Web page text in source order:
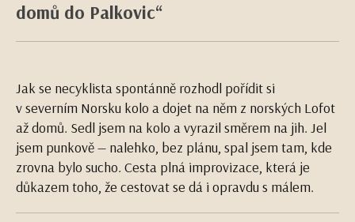
domů do Palkovic“
Jak se necyklista spontánně rozhodl pořídit si
v severním Norsku kolo a dojet na něm z norských Lofot
až domů. Sedl jsem na kolo a vyrazil směrem na jih. Jel
jsem punkově — nalehko, bez plánu, spal jsem tam, kde
zrovna bylo sucho. Cesta plná improvizace, která je
důkazem toho, že cestovat se dá i opravdu s málem.